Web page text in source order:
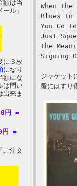
額は当
ル」
に３枚
になり
額にな
は問い
出来ま
円 =
円 =
ご注文
When The
Blues In
You Go
Just
The
Signing
ジャケット
盤にはすり